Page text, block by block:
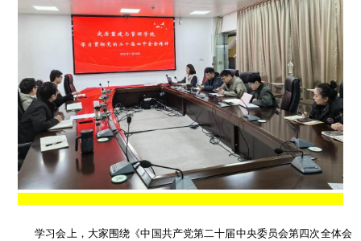
学习会上，大家围绕《中国共产党第二十届中央委员会第四次全体会